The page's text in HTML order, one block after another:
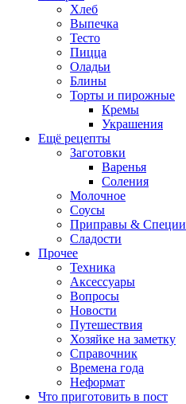
Хлеб
Выпечка
Тесто
Пицца
Оладьи
Блины
Торты и пирожные
Кремы
Украшения
Ещё рецепты
Заготовки
Варенья
Соления
Молочное
Соусы
Приправы & Специи
Сладости
Прочее
Техника
Аксессуары
Вопросы
Новости
Путешествия
Хозяйке на заметку
Справочник
Времена года
Неформат
Что приготовить в пост